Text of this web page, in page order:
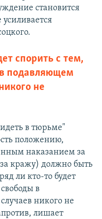
становится
спорить с тем,
подавляющем
не
в тюрьме"
положению,
наказанием за
кражу) должно быть
ли кто-то будет
в
никого не
лишает